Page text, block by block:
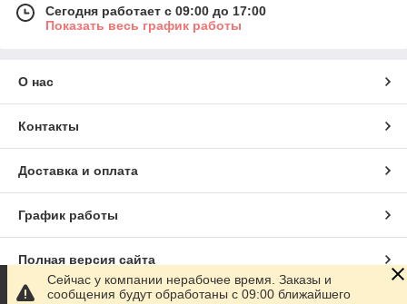
Сегодня работает с 09:00 до 17:00
Показать весь график работы
О нас
Контакты
Доставка и оплата
График работы
Полная версия сайта
Сейчас у компании нерабочее время. Заказы и
сообщения будут обработаны с 09:00 ближайшего